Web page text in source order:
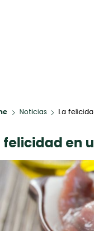
Noticias La
felicidad en